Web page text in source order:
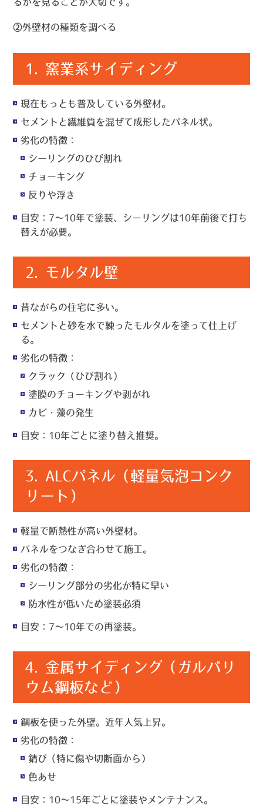
るかを見ることが大切です。
②外壁材の種類を調べる
1. 窯業系サイディング
現在もっとも普及している外壁材。
セメントと繊維質を混ぜて成形したパネル状。
劣化の特徴 ：
シーリングのひび割れ
チョーキング
反りや浮き
目安 ：7〜10年で塗装、シーリングは10年前後で打ち
替えが必要。
2. モルタル壁
昔ながらの住宅に多い。
セメントと砂を水で練ったモルタルを塗って仕上げ
る。
劣化の特徴 ：
クラック（ひび割れ）
塗膜のチョーキングや剥がれ
カビ・藻の発生
目安 ：10年ごとに塗り替え推奨。
3. ALCパネル（軽量気泡コンク
リート）
軽量で断熱性が高い外壁材。
パネルをつなぎ合わせて施工。
劣化の特徴 ：
シーリング部分の劣化が特に早い
防水性が低いため塗装必須
目安 ：7〜10年での再塗装。
4. 金属サイディング（ガルバリ
ウム鋼板など）
鋼板を使った外壁。近年人気上昇。
劣化の特徴 ：
錆び（特に傷や切断面から）
色あせ
目安 ：10〜15年ごとに塗装やメンテナンス。